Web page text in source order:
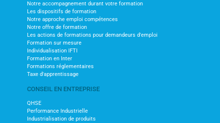
Notre accompagnement durant votre formation
Les dispositifs de formation
Notre approche emploi compétences
Notre offre de formation
Les actions de formations pour demandeurs d'emploi
Formation sur mesure
Individualisation IFTI
Formation en Inter
Formations réglementaires
Taxe d'apprentissage
CONSEIL EN ENTREPRISE
QHSE
Performance Industrielle
Industrialisation de produits